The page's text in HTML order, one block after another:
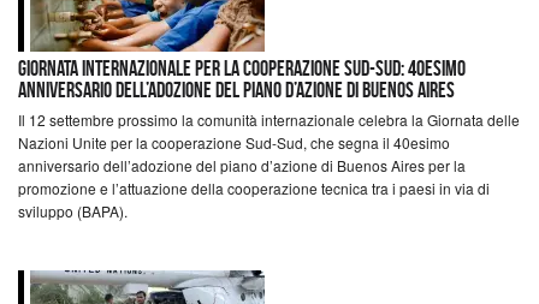
Giornata internazionale per la cooperazione Sud-Sud: 40esimo
anniversario dell’adozione del piano d’azione di Buenos Aires
Il 12 settembre prossimo la comunità internazionale celebra la Giornata delle
Nazioni Unite per la cooperazione Sud-Sud, che segna il 40esimo
anniversario dell’adozione del piano d’azione di Buenos Aires per la
promozione e l’attuazione della cooperazione tecnica tra i paesi in via di
sviluppo (BAPA).